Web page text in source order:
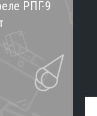
РПГ-9